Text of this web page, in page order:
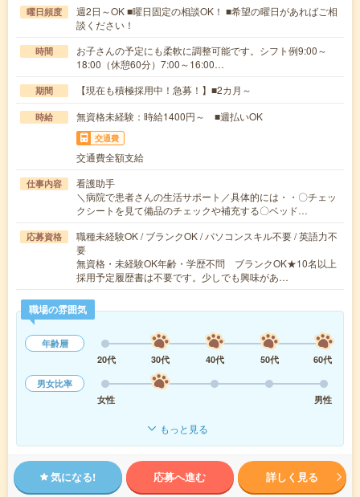
曜日頻度
週2日～OK ■曜日固定の相談OK！ ■希望の曜日があればご相
談ください！
時間
お子さんの予定にも柔軟に調整可能です。シフト例9:00～
18:00（休憩60分）7:00～16:00…
期間 【現在も積極採用中！急募！】■2カ月～
時給 無資格未経験：時給1400円～ ■週払いOK
交通費
交通費全額支給
仕事内容
看護助手
＼病院で患者さんの生活サポート／具体的には・・〇チェッ
クシートを見て備品のチェックや補充する〇ベッド…
応募資格
職種未経験OK / ブランクOK / パソコンスキル不要 / 英語力不
要
無資格・未経験OK年齢・学歴不問 ブランクOK★10名以上
採用予定履歴書は不要です。少しでも興味があ…
職場の雰囲気
年齢層
20代
30代 40代 50代
60代
男女比率
女性
男性
もっと見る
気になる! 応募へ進む 詳しく見る